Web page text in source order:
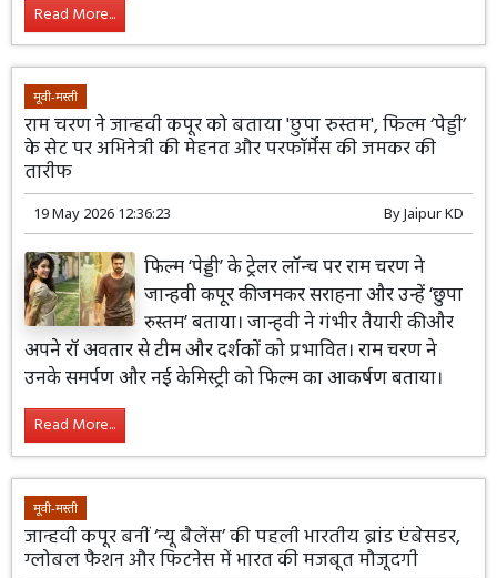
Read More...
मूवी-मस्ती
राम चरण ने जान्हवी कपूर को बताया 'छुपा रुस्तम', फिल्म ‘पेड्डी’
के सेट पर अभिनेत्री की मेहनत और परफॉर्मेंस की जमकर की
तारीफ
19 May 2026 12:36:23 ByJaipur KD
फिल्म ‘पेड्डी’ के ट्रेलर लॉन्च पर राम चरण ने
जान्हवी कपूर की जमकर सराहना और उन्हें ‘छुपा
रुस्तम’ बताया। जान्हवी ने गंभीर तैयारी की और
अपने रॉ अवतार से टीम और दर्शकों को प्रभावित। राम चरण ने
उनके समर्पण और नई केमिस्ट्री को फिल्म का आकर्षण बताया।
Read More...
मूवी-मस्ती
जान्हवी कपूर बनीं ‘न्यू बैलेंस’ की पहली भारतीय ब्रांड एंबेसडर,
ग्लोबल फैशन और फिटनेस में भारत की मजबूत मौजूदगी